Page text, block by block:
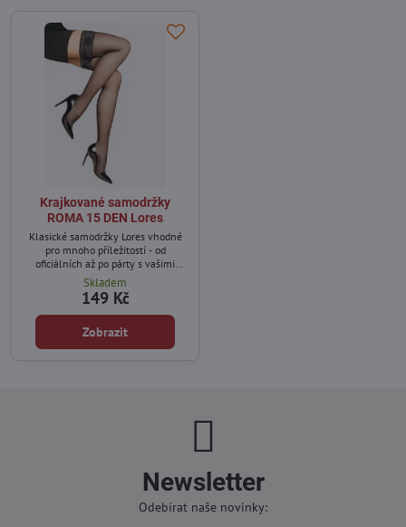
Krajkované samodržky
ROMA 15 DEN Lores
Klasické samodržky Lores vhodné
pro mnoho příležitostí - od
oficiálních až po párty s vašimi
nejbližšími přáteli.
Skladem
149 Kč
Zobrazit
Newsletter
Odebírat naše novinky: